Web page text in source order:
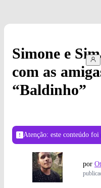
Simone e
com as
“Baldinho”
Atenção: este conteúdo
por